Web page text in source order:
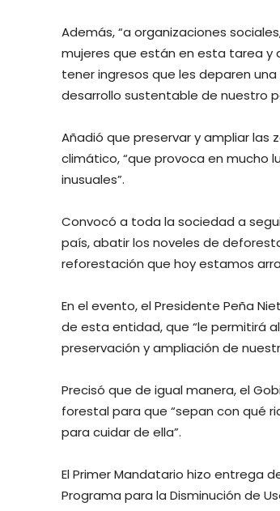
Además, “a organizaciones
mujeres que están en esta tarea y
tener ingresos que les deparen
desarrollo sustentable de nuestro
Añadió que preservar y ampliar
climático, “que provoca en mucho
inusuales”.
Convocó a toda la sociedad a
país, abatir los noveles de
reforestación que hoy estamos
En el evento, el Presidente Peña
de esta entidad, que “le permitirá
preservación y ampliación de
Precisó que de igual manera, el
forestal para que “sepan con qué
para cuidar de ella”.
El Primer Mandatario hizo entrega
Programa para la Disminución de